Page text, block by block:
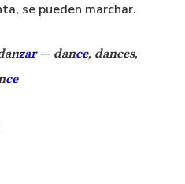
se pueden marchar.
zar — dance, dances,
ce